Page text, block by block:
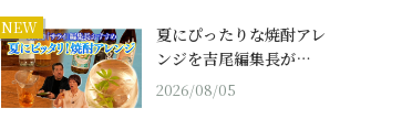
NEW
夏にぴったりな焼酎アレ
ンジを吉尾編集長が…
2026/08/05